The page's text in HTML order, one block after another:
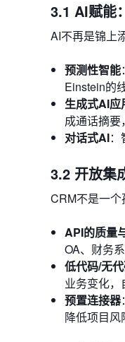
3.1 AI赋能
AI不再是锦上
预测性智能
Einstein的
生成式AI应
成通话摘要
对话式AI
3.2 开放集
CRM不是一个
API的质量
OA、财务
低代码/无
业务变化，
预置连接器
降低项目风